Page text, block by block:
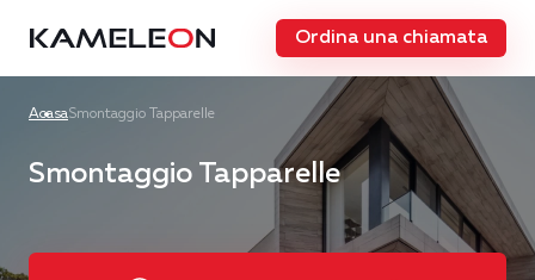
Ordina una chiamata
AcasaSmontaggio Tapparelle
Smontaggio Tapparelle